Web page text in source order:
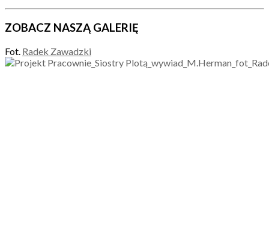
ZOBACZ NASZĄ GALERIĘ
Fot. Radek Zawadzki